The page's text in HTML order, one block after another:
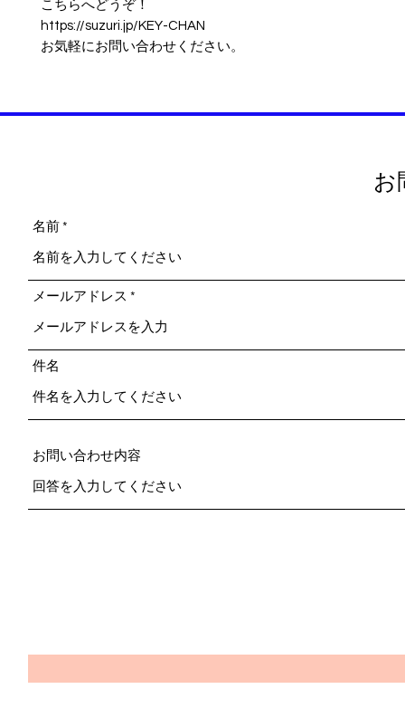
こちらへどうぞ！
https://suzuri.jp/KEY-CHAN
お気軽にお問い合わせください。
お
名前
メールアドレス
件名
お問い合わせ内容